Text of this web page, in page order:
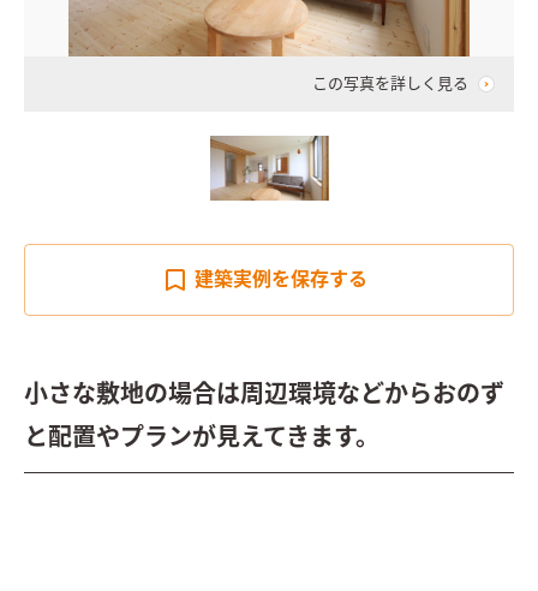
この写真を詳しく見る
建築実例を保存する
小さな敷地の場合は周辺環境などからおのず
と配置やプランが見えてきます。